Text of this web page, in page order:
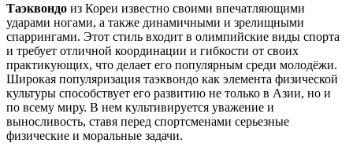
Таэквондо из Кореи известно своими впечатляющими
ударами ногами, а также динамичными и зрелищными
спаррингами. Этот стиль входит в олимпийские виды спорта
и требует отличной координации и гибкости от своих
практикующих, что делает его популярным среди молодёжи.
Широкая популяризация таэквондо как элемента физической
культуры способствует его развитию не только в Азии, но и
по всему миру. В нем культивируется уважение и
выносливость, ставя перед спортсменами серьезные
физические и моральные задачи.